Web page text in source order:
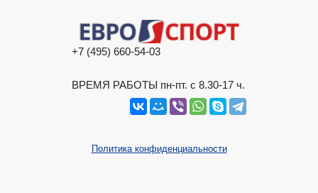
+7 (495) 660-54-03
ВРЕМЯ РАБОТЫ пн-пт. с 8.30-17 ч.
Политика конфиденциальности